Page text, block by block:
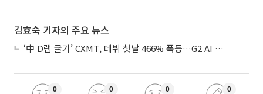
김효숙 기자의 주요 뉴스
‘中 D램 굴기’ CXMT, 데뷔 첫날 466% 폭등…G2 AI 패권 ‘쩐의 전쟁’
0 0 0 0